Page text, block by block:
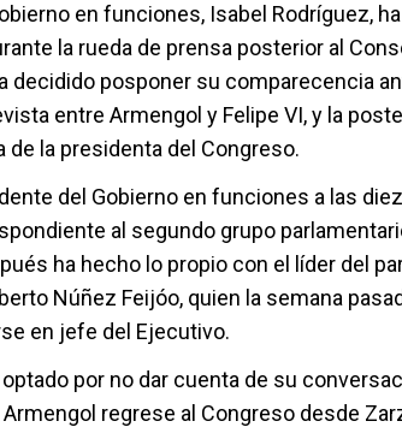
en funciones, Isabel Rodríguez,
la rueda de prensa posterior al
decidido posponer su comparecencia
entre Armengol y Felipe VI, y la
la presidenta del Congreso.
del Gobierno en funciones a las
al segundo grupo
ha hecho lo propio con el líder del
Núñez Feijóo, quien la semana
en jefe del Ejecutivo.
por no dar cuenta de su
regrese al Congreso desde